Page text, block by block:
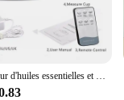
Diffuseur d'huiles essentielles et d'arôme, humidificateur d'air ultrasonique pour aromathérapie avec Grain de bois, télécommande, Cotrol 7 LED Lamo pour maison, 550ML